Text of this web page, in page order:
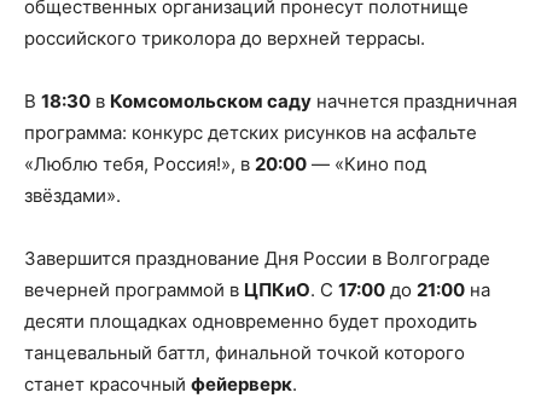
общественных организаций пронесут полотнище
российского триколора до верхней террасы.
В 18:30 в Комсомольском саду начнется праздничная
программа: конкурс детских рисунков на асфальте
«Люблю тебя, Россия!», в 20:00 — «Кино под
звёздами».
Завершится празднование Дня России в Волгограде
вечерней программой в ЦПКиО. С 17:00 до 21:00 на
десяти площадках одновременно будет проходить
танцевальный баттл, финальной точкой которого
станет красочный фейерверк.